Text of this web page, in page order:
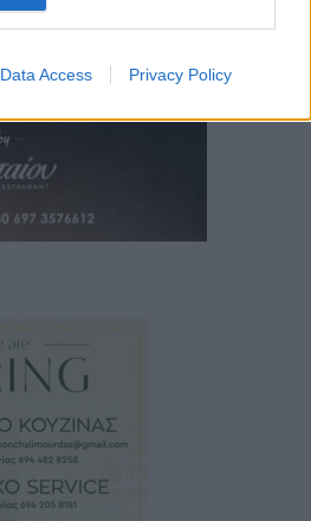
Data Access Privacy Policy